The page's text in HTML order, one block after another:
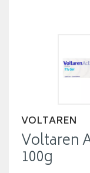
VOLTAREN
Voltaren
100g